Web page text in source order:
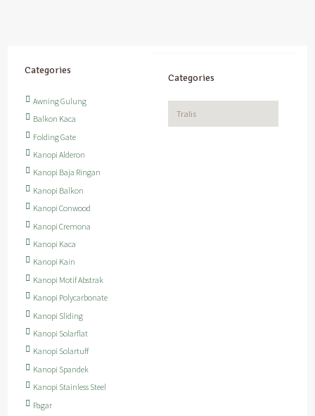
Categories
Awning Gulung
Balkon Kaca
Folding Gate
Kanopi Alderon
Kanopi Baja Ringan
Kanopi Balkon
Kanopi Conwood
Kanopi Cremona
Kanopi Kaca
Kanopi Kain
Kanopi Motif Abstrak
Kanopi Polycarbonate
Kanopi Sliding
Kanopi Solarflat
Kanopi Solartuff
Kanopi Spandek
Kanopi Stainless Steel
Pagar
Categories